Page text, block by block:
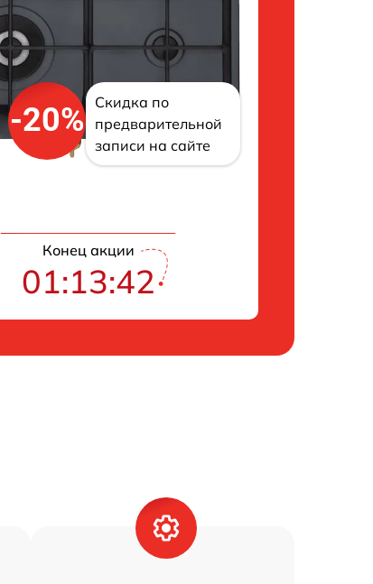
-20%
Скидка по
предварительной
записи на сайте
Конец акции
01:13:41